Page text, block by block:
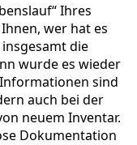
Ihres
wer hat es
die
wurde es wieder
sind
auch bei der
neuem Inventar.
Dokumentation